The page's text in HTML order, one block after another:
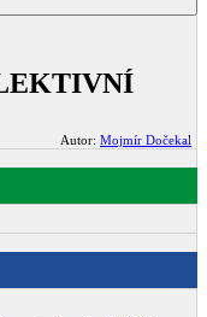
Autor: Mojmír Dočekal